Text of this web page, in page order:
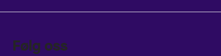
Følg oss